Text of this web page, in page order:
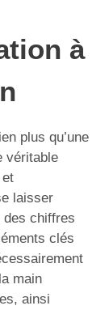
à
plus qu’une
véritable
laisser
des chiffres
clés
main
ainsi